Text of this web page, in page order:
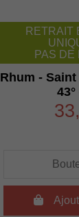
RETRAIT
PAS DE
Rhum -
